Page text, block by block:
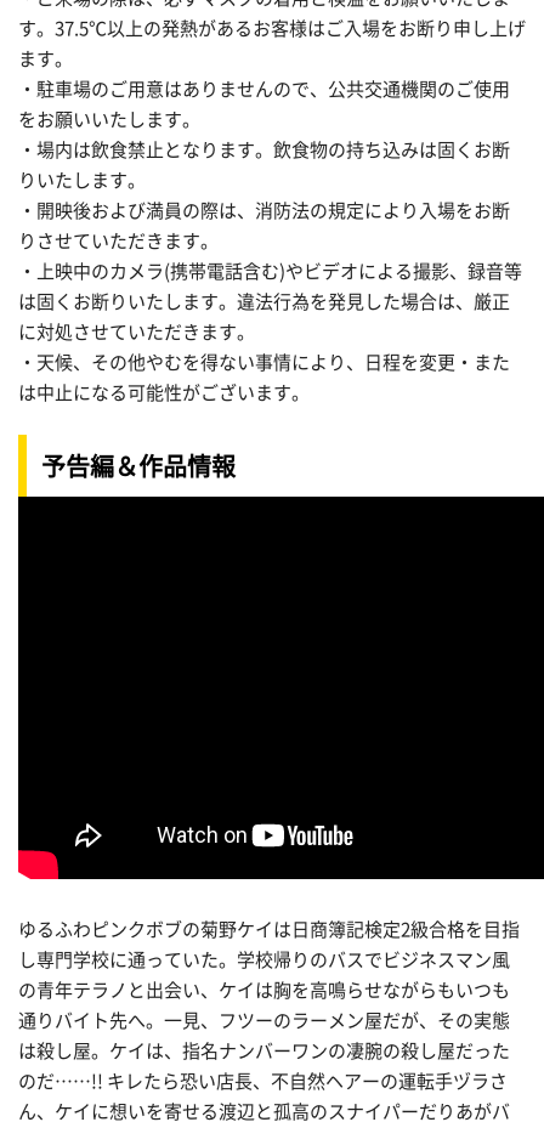
す。37.5℃以上の発熱があるお客様はご入場をお断り申し上げ
ます。
・駐車場のご用意はありませんので、公共交通機関のご使用
をお願いいたします。
・場内は飲食禁止となります。飲食物の持ち込みは固くお断
りいたします。
・開映後および満員の際は、消防法の規定により入場をお断
りさせていただきます。
・上映中のカメラ(携帯電話含む)やビデオによる撮影、録音等
は固くお断りいたします。違法行為を発見した場合は、厳正
に対処させていただきます。
・天候、その他やむを得ない事情により、日程を変更・また
は中止になる可能性がございます。
予告編＆作品情報
ゆるふわピンクボブの菊野ケイは日商簿記検定2級合格を目指
し専門学校に通っていた。学校帰りのバスでビジネスマン風
の青年テラノと出会い、ケイは胸を高鳴らせながらもいつも
通りバイト先へ。一見、フツーのラーメン屋だが、その実態
は殺し屋。ケイは、指名ナンバーワンの凄腕の殺し屋だった
のだ……!! キレたら恐い店長、不自然ヘアーの運転手ヅラさ
ん、ケイに想いを寄せる渡辺と孤高のスナイパーだりあがバ